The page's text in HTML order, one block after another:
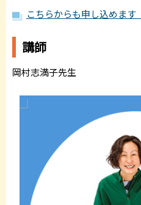
こちらからも申し込めます
講師
岡村志満子先生